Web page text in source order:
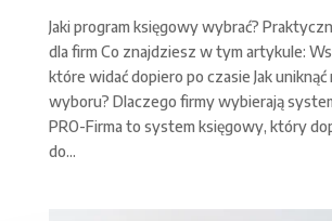
Jaki program księgowy wybrać?
dla firm Co znajdziesz w tym artykule:
które widać dopiero po czasie Jak
wyboru? Dlaczego firmy wybierają
PRO-Firma to system księgowy, który
do...